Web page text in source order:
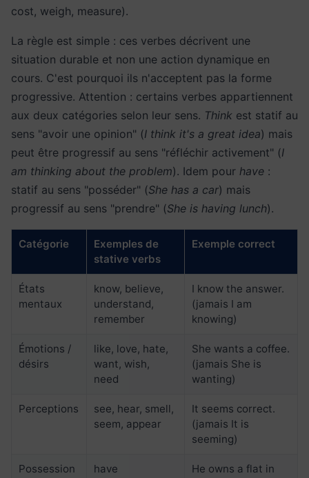
cost, weigh, measure).
La règle est simple : ces verbes décrivent une
situation durable et non une action dynamique en
cours. C'est pourquoi ils n'acceptent pas la forme
progressive. Attention : certains verbes appartiennent
aux deux catégories selon leur sens. Think est statif au
sens "avoir une opinion" (I think it's a great idea) mais
peut être progressif au sens "réfléchir activement" (I
am thinking about the problem). Idem pour have :
statif au sens "posséder" (She has a car) mais
progressif au sens "prendre" (She is having lunch).
Catégorie
Exemples de
stative verbs
Exemple correct
États
mentaux
know, believe,
understand,
remember
I know the answer.
(jamais I am
knowing)
Émotions /
désirs
like, love, hate,
want, wish,
need
She wants a coffee.
(jamais She is
wanting)
Perceptions
see, hear, smell,
seem, appear
It seems correct.
(jamais It is
seeming)
Possession
have
He owns a flat in